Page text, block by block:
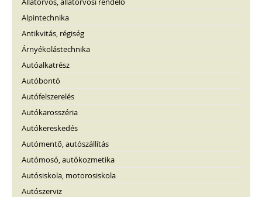
Alpintechnika
Antikvitás, régiség
Árnyékolástechnika
Autóalkatrész
Autóbontó
Autófelszerelés
Autókarosszéria
Autókereskedés
Autómentő, autószállítás
Autómosó, autókozmetika
Autósiskola, motorosiskola
Autószerviz